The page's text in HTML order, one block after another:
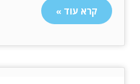
קרא עוד »